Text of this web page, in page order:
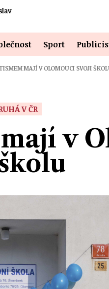
Sport
MAJÍ V OLOMOUCI SVOJI
V ČR
v